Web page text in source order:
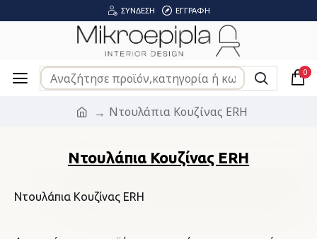
ΣΎΝΔΕΣΗ ΕΓΓΡΑΦΉ
0
Ντουλάπια Κουζίνας ERH
Ντουλάπια Κουζίνας ERH
Ντουλάπια Κουζίνας ERH